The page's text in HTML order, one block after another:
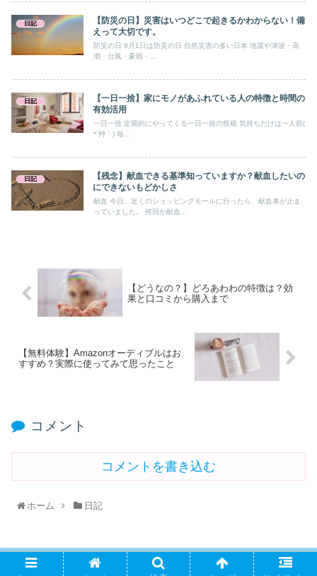
日記
【防災の日】災害はいつどこで起きるかわからない！備
えって大切です。
防災の日 9月1日は防災の日 自然災害の多い日本 地震や津波・高
潮・台風・豪雨・...
日記
【一日一捨】家にモノがあふれている人の特徴と時間の
有効活用
一日一捨 定期的にやってくる一日一捨の投稿 気持ちだけは一人前(
*´艸｀) 毎...
日記
【残念】献血できる基準知っていますか？献血したいの
にできないもどかしさ
献血 今日、近くのショッピングモールに行ったら、献血車が止ま
っていました。 何回か献血...
【どうなの？】どろあわわの特徴は？効
果と口コミから購入まで
【無料体験】Amazonオーディブルはお
すすめ？実際に使ってみて思ったこと
コメント
コメントを書き込む
ホーム 日記
PAGE TOP